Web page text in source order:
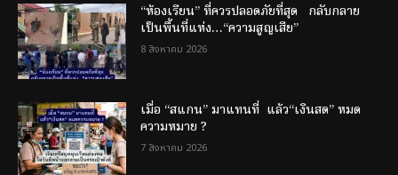
“ห้องเรียน” ที่ควรปลอดภัยที่สุด กลับกลาย
เป็นพื้นที่แห่ง…“ความสูญเสีย”
8 สิงหาคม 2026
เมื่อ “สแกน” มาแทนที่ แล้ว“เงินสด” หมด
ความหมาย ?
7 สิงหาคม 2026